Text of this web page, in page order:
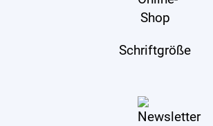
Schriftgröße